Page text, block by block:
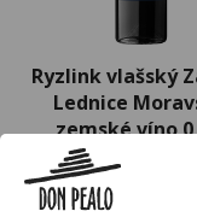
Ryzlink vlašský
Lednice
zemské víno
Vinař.Hraniční
109 Kč